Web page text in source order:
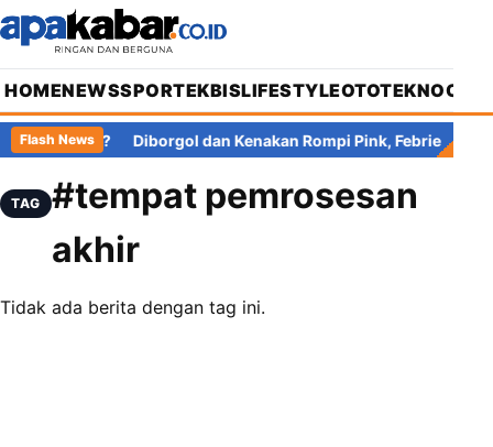
HOMENEWSSPORTEKBISLIFESTYLEOTOTEKNO
Flash News
di Mana? Diborgol dan Kenakan Rompi Pink, Febrie
TAG
#tempat pemrosesan
akhir
Tidak ada berita dengan tag ini.